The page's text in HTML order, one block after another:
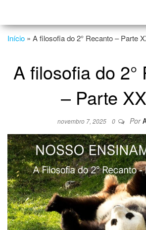
Início » A filosofia do 2° Recanto – Parte
A filosofia do 2°
– Parte
novembro 7, 2025 0 Por